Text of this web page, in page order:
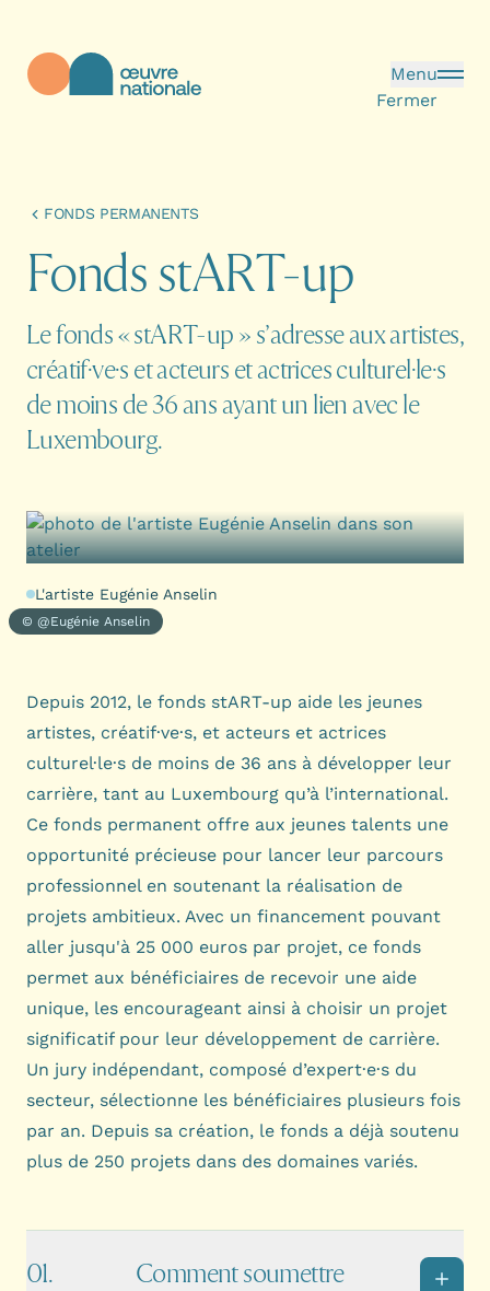
Menu
Fermer
FONDS PERMANENTS
FondsstART-up
Le fonds « stART-up » s’adresse aux artistes,
créatif·ve·s et acteurs et actrices culturel·le·s
de moins de 36 ans ayant un lien avec le
Luxembourg.
L'artiste Eugénie Anselin
© @Eugénie Anselin
Depuis 2012, le fonds stART-up aide les jeunes
artistes, créatif·ve·s, et acteurs et actrices
culturel·le·s de moins de 36 ans à développer leur
carrière, tant au Luxembourg qu’à l’international.
Ce fonds permanent offre aux jeunes talents une
opportunité précieuse pour lancer leur parcours
professionnel en soutenant la réalisation de
projets ambitieux. Avec un financement pouvant
aller jusqu'à 25 000 euros par projet, ce fonds
permet aux bénéficiaires de recevoir une aide
unique, les encourageant ainsi à choisir un projet
significatif pour leur développement de carrière.
Un jury indépendant, composé d’expert·e·s du
secteur, sélectionne les bénéficiaires plusieurs fois
par an. Depuis sa création, le fonds a déjà soutenu
plus de 250 projets dans des domaines variés.
Comment soumettre